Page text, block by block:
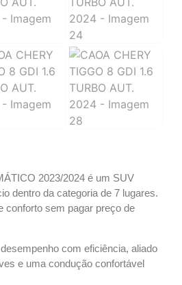
2023/2024 é um SUV
dentro da categoria de 7 lugares.
conforto sem pagar preço de
com eficiência, aliado
e uma condução confortável